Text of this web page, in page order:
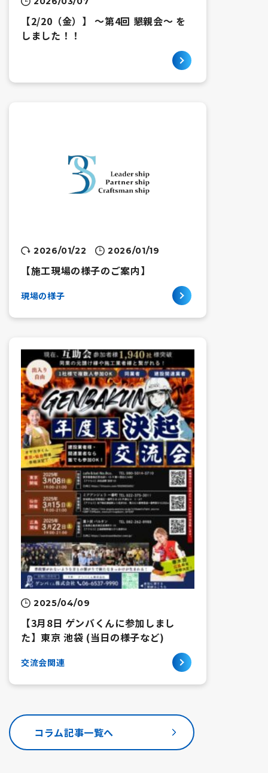
【2/20（金）】 ～第4回 懇親会～ を
しました！！
2026/01/22 2026/01/19
【施工現場の様子のご案内】
現場の様子
2025/04/09
【3月8日 ゲンバくんに参加しまし
た】東京 池袋 (当日の様子など)
交流会関連
コラム記事一覧へ